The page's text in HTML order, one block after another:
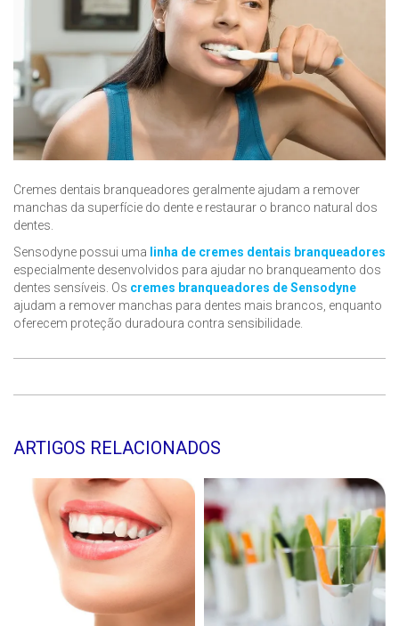
Cremes dentais branqueadores geralmente ajudam a remover
manchas da superfície do dente e restaurar o branco natural dos
dentes.
Sensodyne possui uma linha de cremes dentais branqueadores
especialmente desenvolvidos para ajudar no branqueamento dos
dentes sensíveis. Os cremes branqueadores de Sensodyne
ajudam a remover manchas para dentes mais brancos, enquanto
oferecem proteção duradoura contra sensibilidade.
ARTIGOS RELACIONADOS